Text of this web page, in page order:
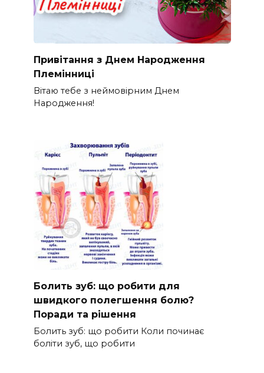
Привітання з Днем Народження
Племінниці
Вітаю тебе з неймовірним Днем
Народження!
Болить зуб: що робити для
швидкого полегшення болю?
Поради та рішення
Болить зуб: що робити Коли починає
боліти зуб, що робити